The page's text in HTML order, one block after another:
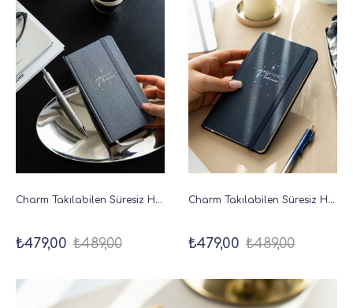
Charm Takılabilen Süresiz Haftalık Planlayıcı Cep Ajanda 9x17 cm Füme
₺479,00 ₺489,00
Charm Takılabilen Süresiz Haftalık Planlayıcı Cep Ajanda 9x17 cm Lacivert
₺479,00 ₺489,00